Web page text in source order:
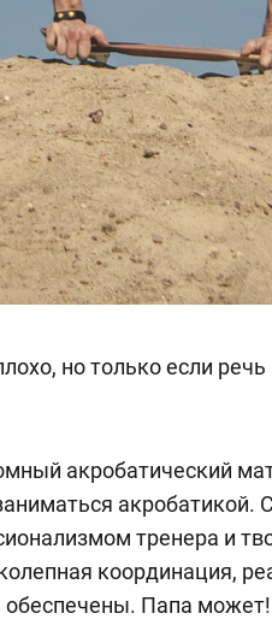
но только если
акробатический
акробатикой.
тренера и
координация,
обеспечены. Папа может!